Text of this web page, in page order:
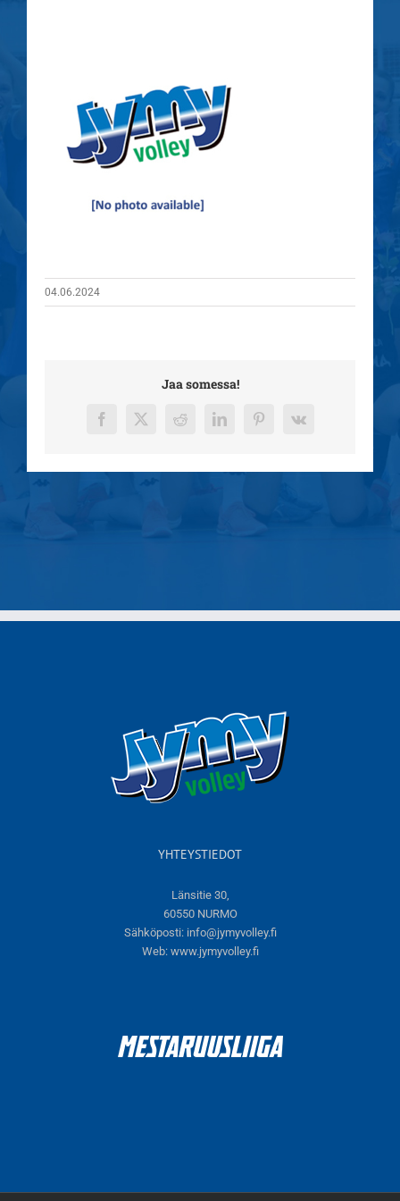
04.06.2024
Jaa somessa!
Facebook
X RedditLinkedInPinterest
Vk
YHTEYSTIEDOT
Länsitie 30,
60550 NURMO
Sähköposti: info@jymyvolley.fi
Web: www.jymyvolley.fi